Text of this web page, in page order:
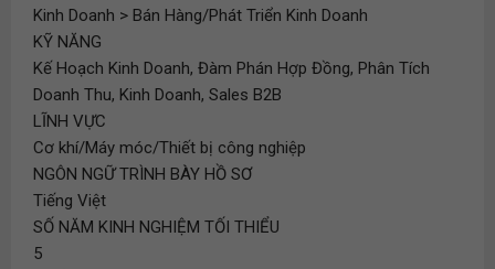
Kinh Doanh > Bán Hàng/Phát Triển Kinh Doanh
KỸ NĂNG
Kế Hoạch Kinh Doanh, Đàm Phán Hợp Đồng, Phân Tích
Doanh Thu, Kinh Doanh, Sales B2B
LĨNH VỰC
Cơ khí/Máy móc/Thiết bị công nghiệp
NGÔN NGỮ TRÌNH BÀY HỒ SƠ
Tiếng Việt
SỐ NĂM KINH NGHIỆM TỐI THIỂU
5